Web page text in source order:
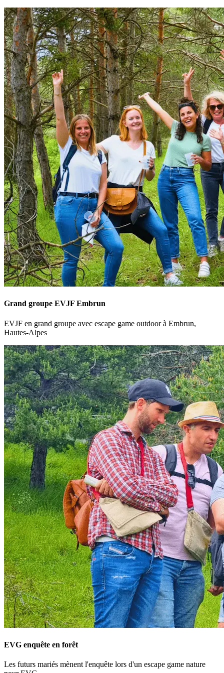
Grand groupe EVJF Embrun
EVJF en grand groupe avec escape game outdoor à Embrun,
Hautes-Alpes
EVG enquête en forêt
Les futurs mariés mènent l'enquête lors d'un escape game nature